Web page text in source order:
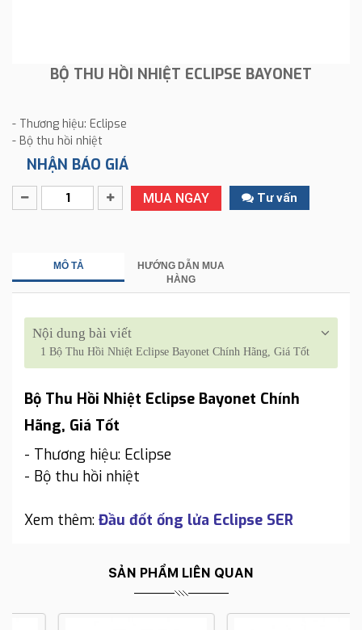
BỘ THU HỒI NHIỆT ECLIPSE BAYONET
- Thương hiệu: Eclipse
- Bộ thu hồi nhiệt
NHẬN BÁO GIÁ
MUA NGAY Tư vấn
MÔ TẢ
HƯỚNG DẪN MUA
HÀNG
Nội dung bài viết
1 Bộ Thu Hồi Nhiệt Eclipse Bayonet Chính Hãng, Giá Tốt
Bộ Thu Hồi Nhiệt Eclipse Bayonet Chính
Hãng, Giá Tốt
- Thương hiệu: Eclipse
- Bộ thu hồi nhiệt
Xem thêm: Đầu đốt ống lửa Eclipse SER
SẢN PHẨM LIÊN QUAN